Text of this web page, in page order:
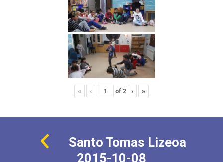
« ‹ of2 › »
Santo Tomas Lizeoa
2015-10-08